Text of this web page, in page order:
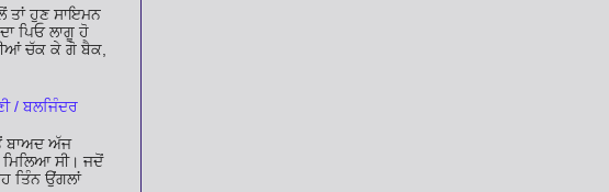
ਤਾਂ ਹੁਣ ਸਾਇਮਨ
ਪਿਓ ਲਾਗੂ ਹੋ
ਚੱਕ ਕੇ ਗੋ ਬੈਕ,
/ ਬਲਜਿੰਦਰ
ਬਾਅਦ ਅੱਜ
ਸੀ। ਜਦੋਂ
ਤਿੰਨ ਉਂਗਲਾਂ